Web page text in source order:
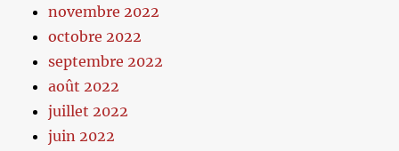
novembre 2022
octobre 2022
septembre 2022
août 2022
juillet 2022
juin 2022